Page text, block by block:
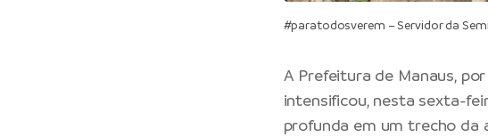
#paratodosverem – Servidor da
A Prefeitura de Manaus,
intensificou, nesta sexta-
profunda em um trecho da